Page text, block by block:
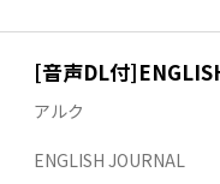
[音声DL付
アルク
ENGLISH JOURNAL